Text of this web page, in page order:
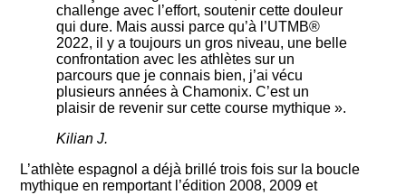
challenge avec l’effort, soutenir cette douleur
qui dure. Mais aussi parce qu’à l’UTMB®
2022, il y a toujours un gros niveau, une belle
confrontation avec les athlètes sur un
parcours que je connais bien, j’ai vécu
plusieurs années à Chamonix. C’est un
plaisir de revenir sur cette course mythique ».
Kilian J.
L’athlète espagnol a déjà brillé trois fois sur la boucle
mythique en remportant l’édition 2008, 2009 et